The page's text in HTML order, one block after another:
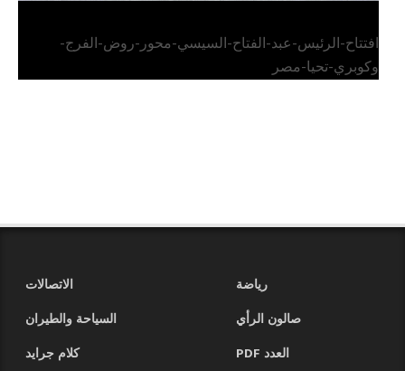
افتتاح-الرئيس-عبد-الفتاح-السيسي-محور-روض-الفرج-
وكوبري-تحيا-مصر
رياضة
الاتصالات
صالون الرأي
السياحة والطيران
العدد PDF
كلام جرايد